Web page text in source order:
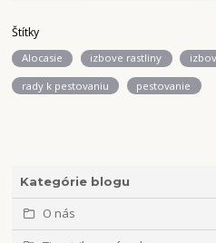
Kategórie blogu
O nás
Štítky
Alocasie izbove rastliny
rady k pestovaniu pestovanie